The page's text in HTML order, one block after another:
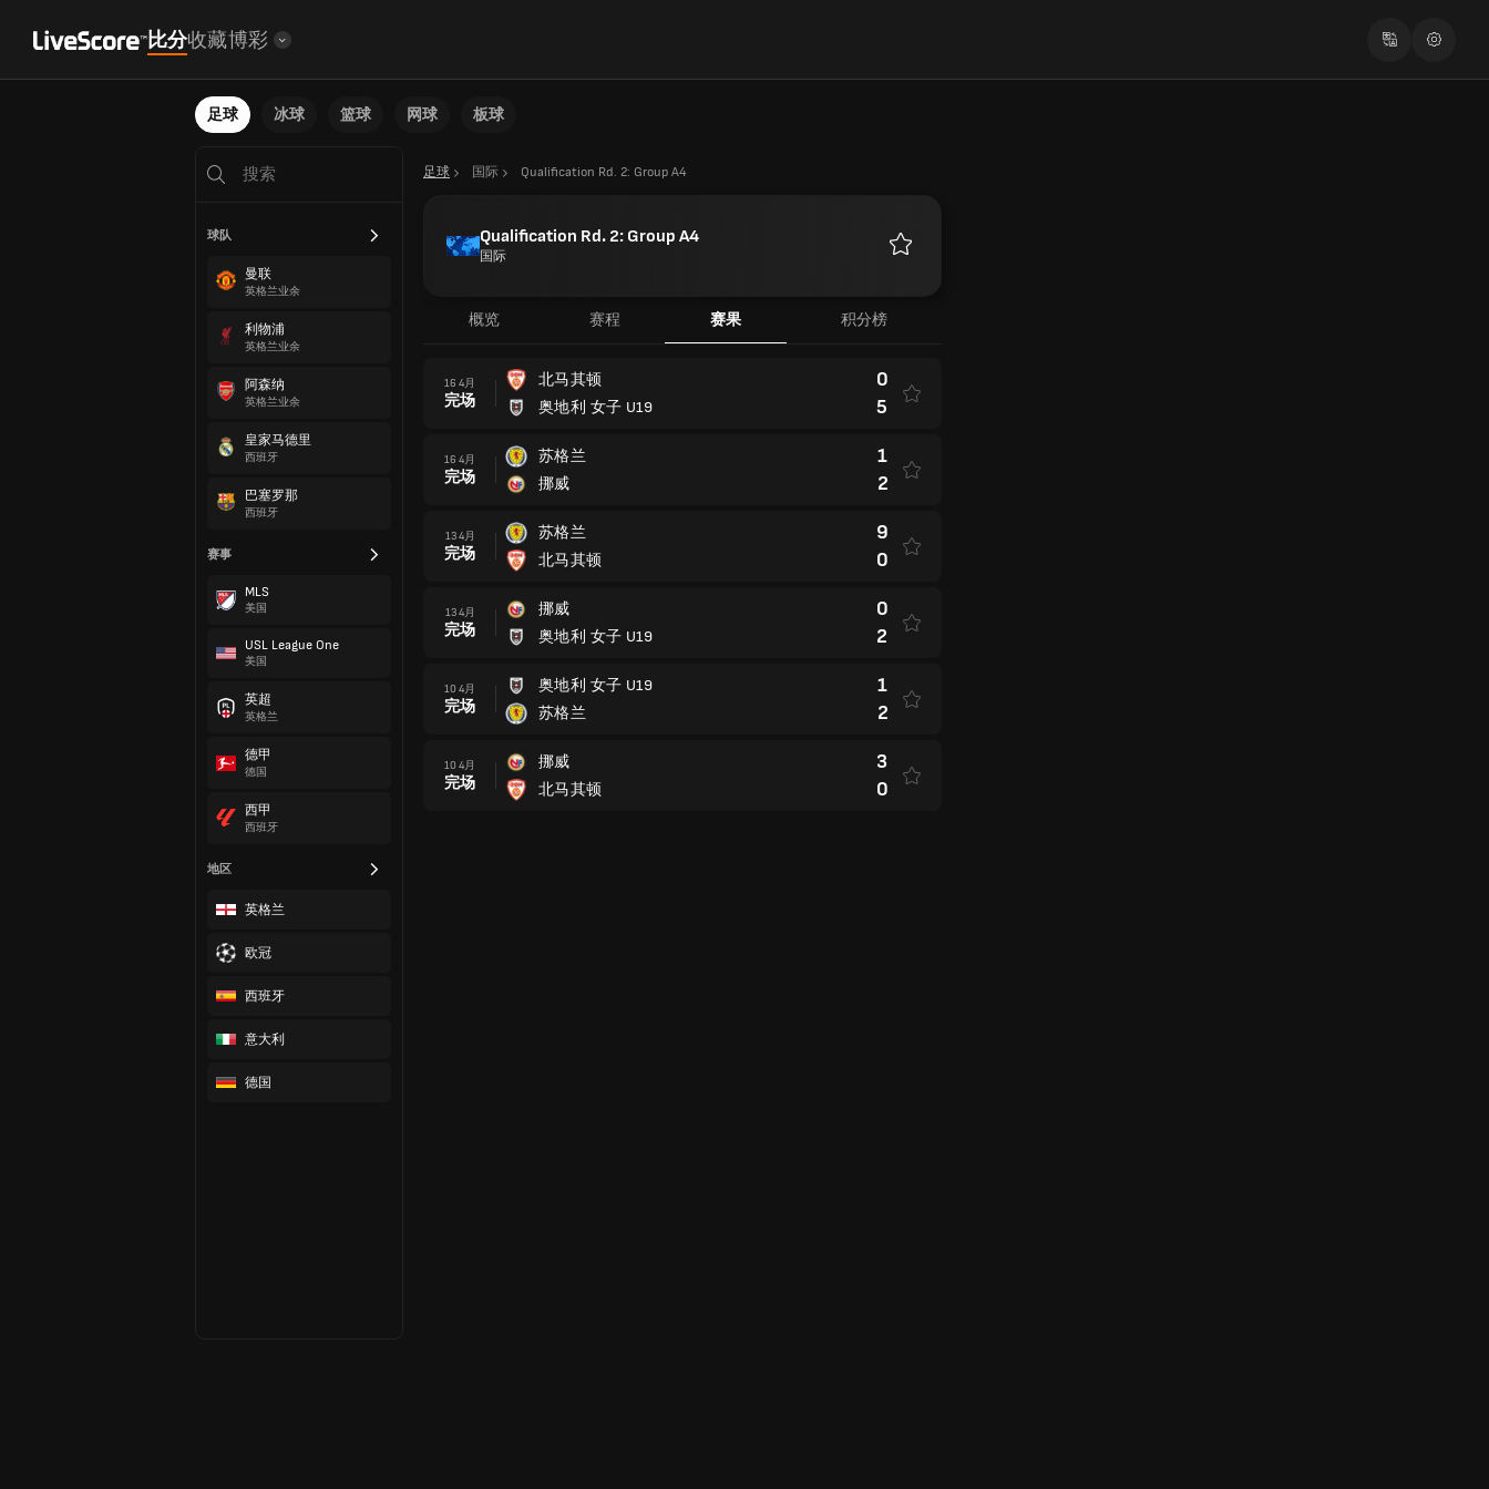
比分收藏博彩
足球 冰球 篮球 网球 板球
球队
曼联
英格兰业余
利物浦
英格兰业余
阿森纳
英格兰业余
皇家马德里
西班牙
巴塞罗那
西班牙
赛事
MLS
美国
USL League One
美国
英超
英格兰
德甲
德国
西甲
西班牙
地区
英格兰
欧冠
西班牙
意大利
德国
足球 国际 Qualification Rd. 2: Group A4
Qualification Rd. 2: Group A4
国际
概览 赛程 赛果 积分榜
16 4月
完场
北马其顿
奥地利 女子 U19
0
5
16 4月
完场
苏格兰
挪威
1
2
13 4月
完场
苏格兰
北马其顿
9
0
13 4月
完场
挪威
奥地利 女子 U19
0
2
10 4月
完场
奥地利 女子 U19
苏格兰
1
2
10 4月
完场
挪威
北马其顿
3
0